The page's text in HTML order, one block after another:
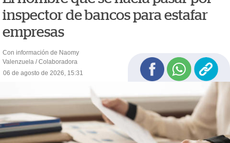
inspector de bancos para estafar
empresas
Con información de Naomy
Valenzuela / Colaboradora
06 de agosto de 2026, 15:31